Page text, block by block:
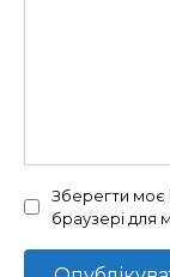
Зберегти моє
браузері для